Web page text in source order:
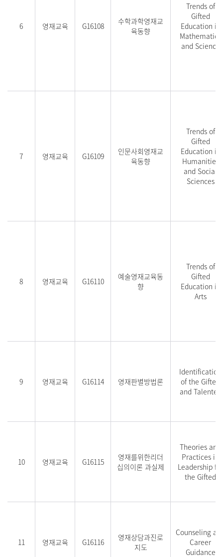
6 영재교육 G16108
수학과학영재교
육동향
Trends of
Gifted
Education in
Mathematics
and Science
7 영재교육 G16109
인문사회영재교
육동향
Trends of
Gifted
Education in
Humanities
and Social
Sciences
8 영재교육 G16110
예술영재교육동
향
Trends of
Gifted
Education in
Arts
9 영재교육 G16114 영재판별방법론
Identification
of the Gifted
and Talented
10 영재교육 G16115
영재를위한리더
십의이론 과실제
Theories and
Practices in
Leadership for
the Gifted
11 영재교육 G16116
영재상담과진로
지도
Counseling
Career
Guidance